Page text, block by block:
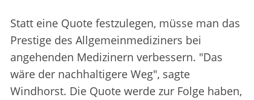
Statt eine Quote festzulegen, müsse man das
Prestige des Allgemeinmediziners bei
angehenden Medizinern verbessern. "Das
wäre der nachhaltigere Weg", sagte
Windhorst. Die Quote werde zur Folge haben,